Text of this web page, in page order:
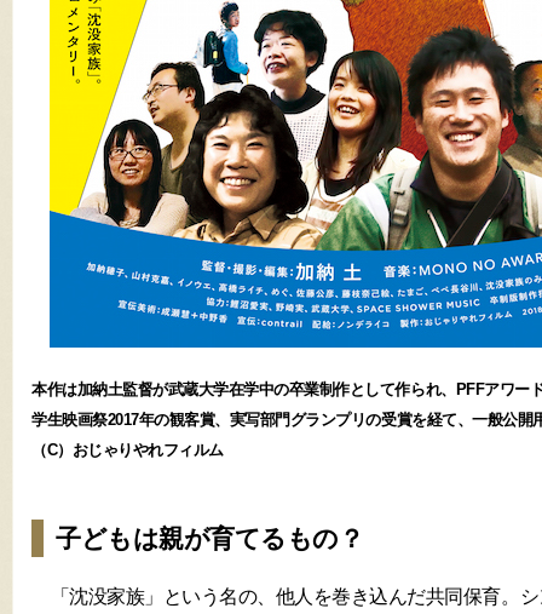
本作は加納土監督が武蔵大学在学中の卒業制作として作られ、PFFアワー
学生映画祭2017年の観客賞、実写部門グランプリの受賞を経て、一般公開
（C）おじゃりやれフィルム
子どもは親が育てるもの？
「沈没家族」という名の、他人を巻き込んだ共同保育。